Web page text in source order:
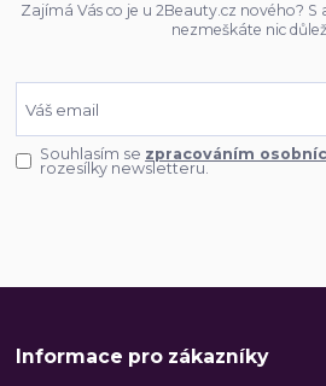
Zajímá Vás co je u 2Beauty.cz nového?
nezmeškáte nic
Souhlasím se zpracováním
rozesílky newsletteru.
Informace pro zákazníky